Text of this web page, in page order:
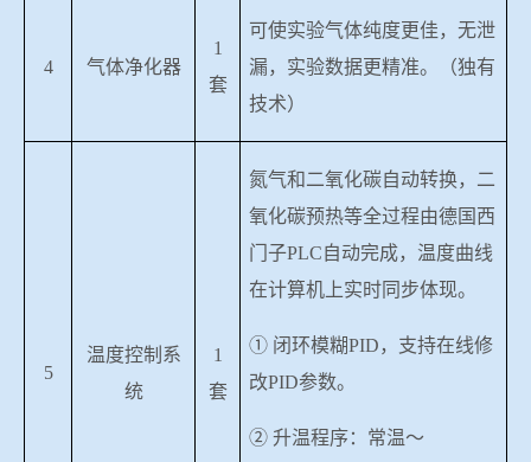
4 气体净化器
1
套
可使实验气体纯度更佳，无泄
漏，实验数据更精准。（独有
技术）
5
温度控制系
统
1
套
氮气和二氧化碳自动转换，二
氧化碳预热等全过程由德国西
门子PLC自动完成，温度曲线
在计算机上实时同步体现。
① 闭环模糊PID ，支持在线修
改PID参数。
② 升温程序：常温～